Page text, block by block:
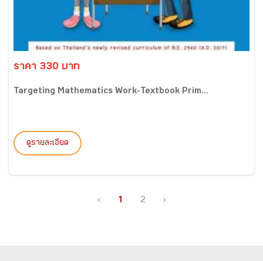
ราคา 330 บาท
Targeting Mathematics Work-Textbook Prim...
ดูรายละเอียด
‹ 1 2 ›